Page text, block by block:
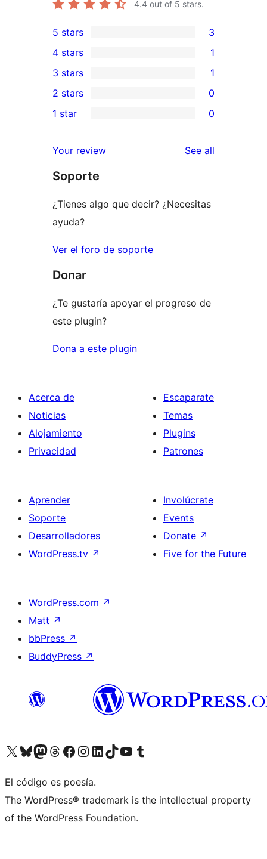
4.4 out of 5 stars.
3
5-
star
reviews
5 stars 3
4-
star
review
4 stars 1
1
3-
star
3 stars 1
2-
reviews
2 stars 0
star
reviews
1 star 0
Your review See all
Soporte
¿Tienes algo que decir? ¿Necesitas
ayuda?
Ver el foro de soporte
Donar
¿Te gustaría apoyar el progreso de
este plugin?
Dona a este plugin
Acerca de
Noticias
Alojamiento
Privacidad
Escaparate
Temas
Plugins
Patrones
Aprender
Soporte
Desarrolladores
WordPress.tv ↗
Involúcrate
Events
Donate ↗
Five for the Future
WordPress.com ↗
Matt ↗
bbPress ↗
BuddyPress ↗
Visit our X (formerly Twitter) account
Visit our Bluesky account
Visit our Mastodon account
Visit our Threads account
Visita nuestra página de Facebook
Visita nuestra cuenta de Instagram
Visita nuestra cuenta de LinkedIn
Visit our TikTok account
Visita nuestro canal de YouTube
Visit our Tumblr account
El código es poesía.
The WordPress® trademark is the intellectual property
of the WordPress Foundation.